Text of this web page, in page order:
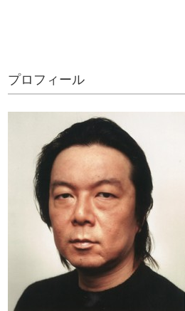
プロフィール